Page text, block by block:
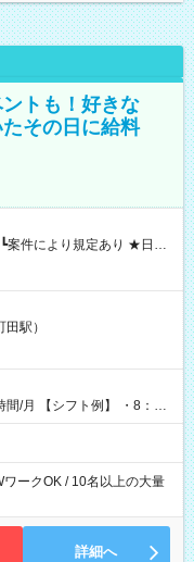
トも！好きな
その日に給料
に現金GET♪ お仕事後はコ
試用期間】試
駅）
8：00
ークOK / 10名以上の大量
詳細へ